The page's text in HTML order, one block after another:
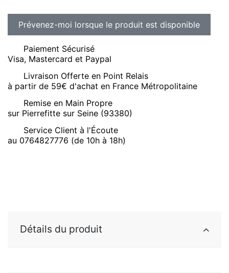
Paiement Sécurisé
Visa, Mastercard et Paypal
Livraison Offerte en Point Relais
à partir de 59€ d'achat en France Métropolitaine
Remise en Main Propre
sur Pierrefitte sur Seine (93380)
Service Client à l'Écoute
au 0764827776 (de 10h à 18h)
Détails du produit